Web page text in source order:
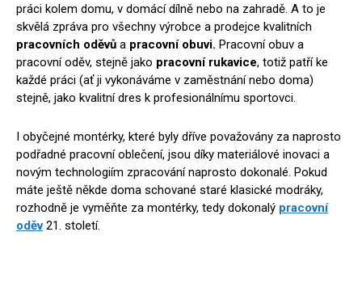
práci kolem domu, v domácí dílně nebo na zahradě. A to je
skvělá zpráva pro všechny výrobce a prodejce kvalitních
pracovních oděvů a pracovní obuvi. Pracovní obuv a
pracovní oděv, stejně jako pracovní rukavice, totiž patří ke
každé práci (ať ji vykonáváme v zaměstnání nebo doma)
stejně, jako kvalitní dres k profesionálnímu sportovci.
I obyčejné montérky, které byly dříve považovány za naprosto
podřadné pracovní oblečení, jsou díky materiálové inovaci a
novým technologiím zpracování naprosto dokonalé. Pokud
máte ještě někde doma schované staré klasické modráky,
rozhodně je vyměňte za montérky, tedy dokonalý pracovní
oděv21. století.